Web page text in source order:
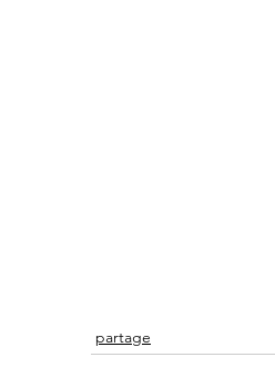
partage